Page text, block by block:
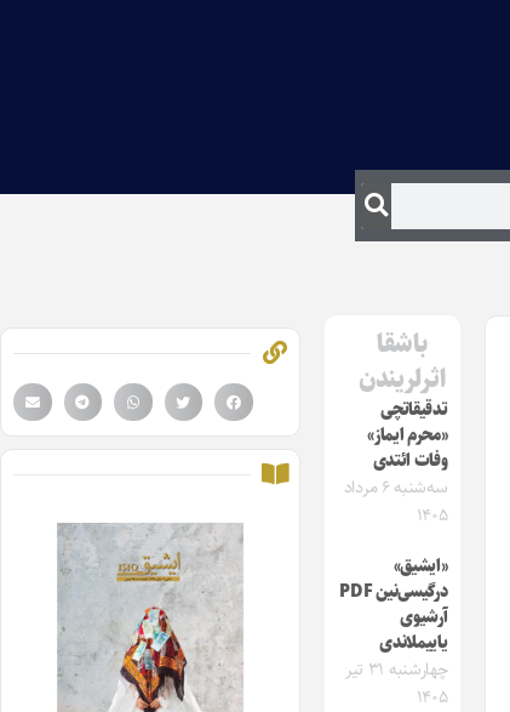
باشقا
اثرلریندن
تدقیقاتچی
«محرم ایماز»
وفات ائتدی
سه‌شنبه ۶ مرداد
۱۴۰۵
«ایشیق»
درگیسی‌نین PDF
آرشیوی
یاییملاندی
چهارشنبه ۳۱ تیر
۱۴۰۵